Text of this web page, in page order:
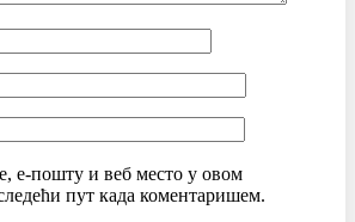
е-пошту и веб место у овом
пут када коментаришем.